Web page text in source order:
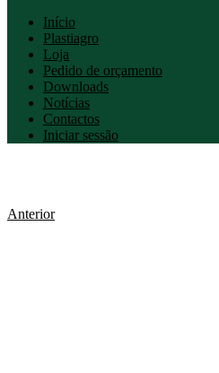
Início
Plastiagro
Loja
Pedido de orçamento
Downloads
Notícias
Contactos
Iniciar sessão
Anterior